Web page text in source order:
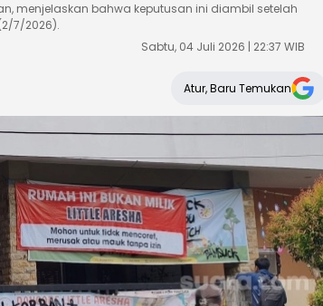
menjelaskan bahwa keputusan ini diambil setelah
7/2026).
Sabtu, 04 Juli 2026 | 22:37 WIB
Atur, Baru Temukan